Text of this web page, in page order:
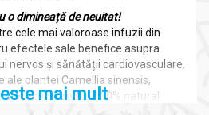
o dimineață de neuitat!
cele mai valoroase infuzii din
efectele sale benefice asupra
nervos și sănătății cardiovasculare.
plantei Camellia sinensis,
acest produs 100% natural
antioxidante și nutritive. Ceaiul
mai mult